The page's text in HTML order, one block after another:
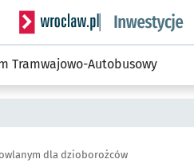
Serwis informacyjny
Tramwajowo-Autobusowy
dla dzioborożców